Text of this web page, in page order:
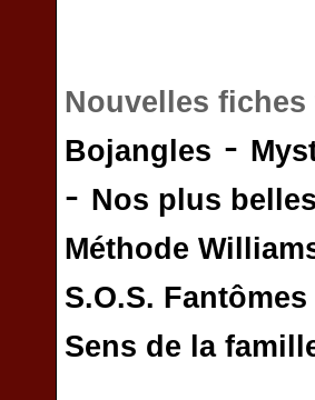
Nouvelles fiches
Bojangles -
- Nos plus
Méthode
S.O.S.
Sens de la